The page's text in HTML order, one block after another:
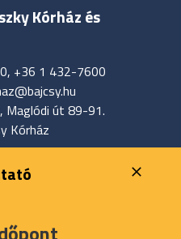
Kórház és
+36 1 432-7600
Maglódi út 89-91.
Kórház